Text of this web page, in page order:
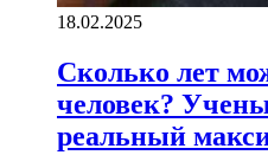
18.02.2025
Сколько лет
человек?
реальный